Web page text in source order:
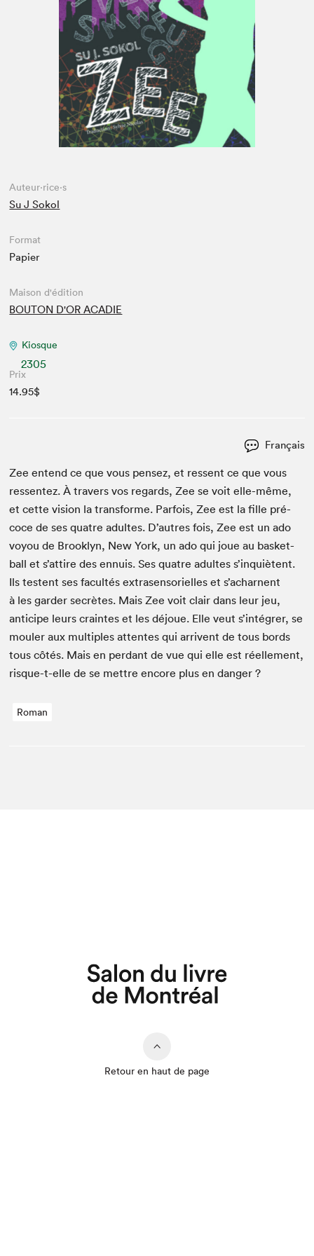
Espace médias
Auteur·rice·s
Su J Sokol
Format
Papier
Maison d'édition
BOUTON D'OR ACADIE
Kiosque
2305
Prix
14.95$
Français
Zee entend ce que vous pensez, et ressent ce que vous
ressen­tez. À tra­vers vos regards, Zee se voit elle-même,
et cette vision la trans­forme. Par­fois, Zee est la fille pré­
coce de ses qua­tre adultes. D’autres fois, Zee est un ado
voy­ou de Brook­lyn, New York, un ado qui joue au bas­ket­
ball et s’attire des ennuis. Ses qua­tre adultes s’inquiètent.
Ils tes­tent ses fac­ultés extrasen­sorielles et s’acharnent
à les garder secrètes. Mais Zee voit clair dans leur jeu,
anticipe leurs craintes et les déjoue. Elle veut s’intégrer, se
mouler aux mul­ti­ples attentes qui arrivent de tous bor­ds
tous côtés. Mais en per­dant de vue qui elle est réelle­ment,
risque-t-elle de se met­tre encore plus en danger ?
Roman
Retour en haut de page